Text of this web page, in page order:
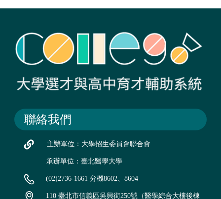
聯絡我們
主辦單位：大學招生委員會聯合會
承辦單位：臺北醫學大學
(02)2736-1661 分機8602、8604
110 臺北市信義區吳興街250號（醫學綜合大樓後棟